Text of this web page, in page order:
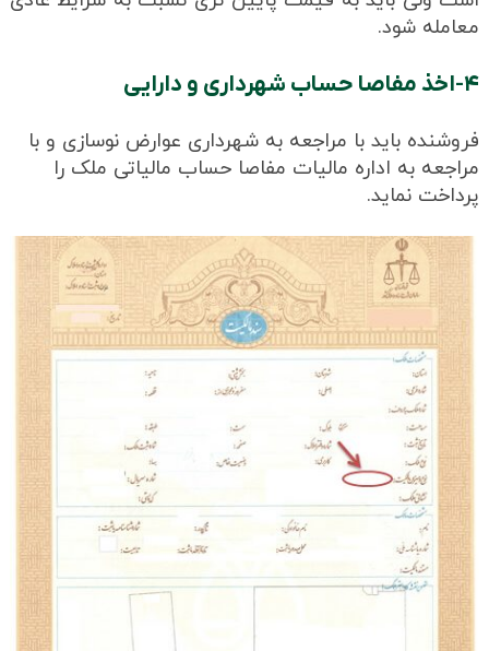
معامله شود.
۴-اخذ مفاصا حساب شهرداری و دارایی
فروشنده باید با مراجعه به شهرداری عوارض نوسازی و با
مراجعه به اداره مالیات مفاصا حساب مالیاتی ملک را
پرداخت نماید.